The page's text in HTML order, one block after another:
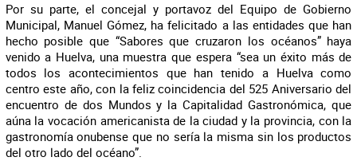
Por su parte, el concejal y portavoz del Equipo de Gobierno
Municipal, Manuel Gómez, ha felicitado a las entidades que han
hecho posible que “Sabores que cruzaron los océanos” haya
venido a Huelva, una muestra que espera “sea un éxito más de
todos los acontecimientos que han tenido a Huelva como
centro este año, con la feliz coincidencia del 525 Aniversario del
encuentro de dos Mundos y la Capitalidad Gastronómica, que
aúna la vocación americanista de la ciudad y la provincia, con la
gastronomía onubense que no sería la misma sin los productos
del otro lado del océano”.